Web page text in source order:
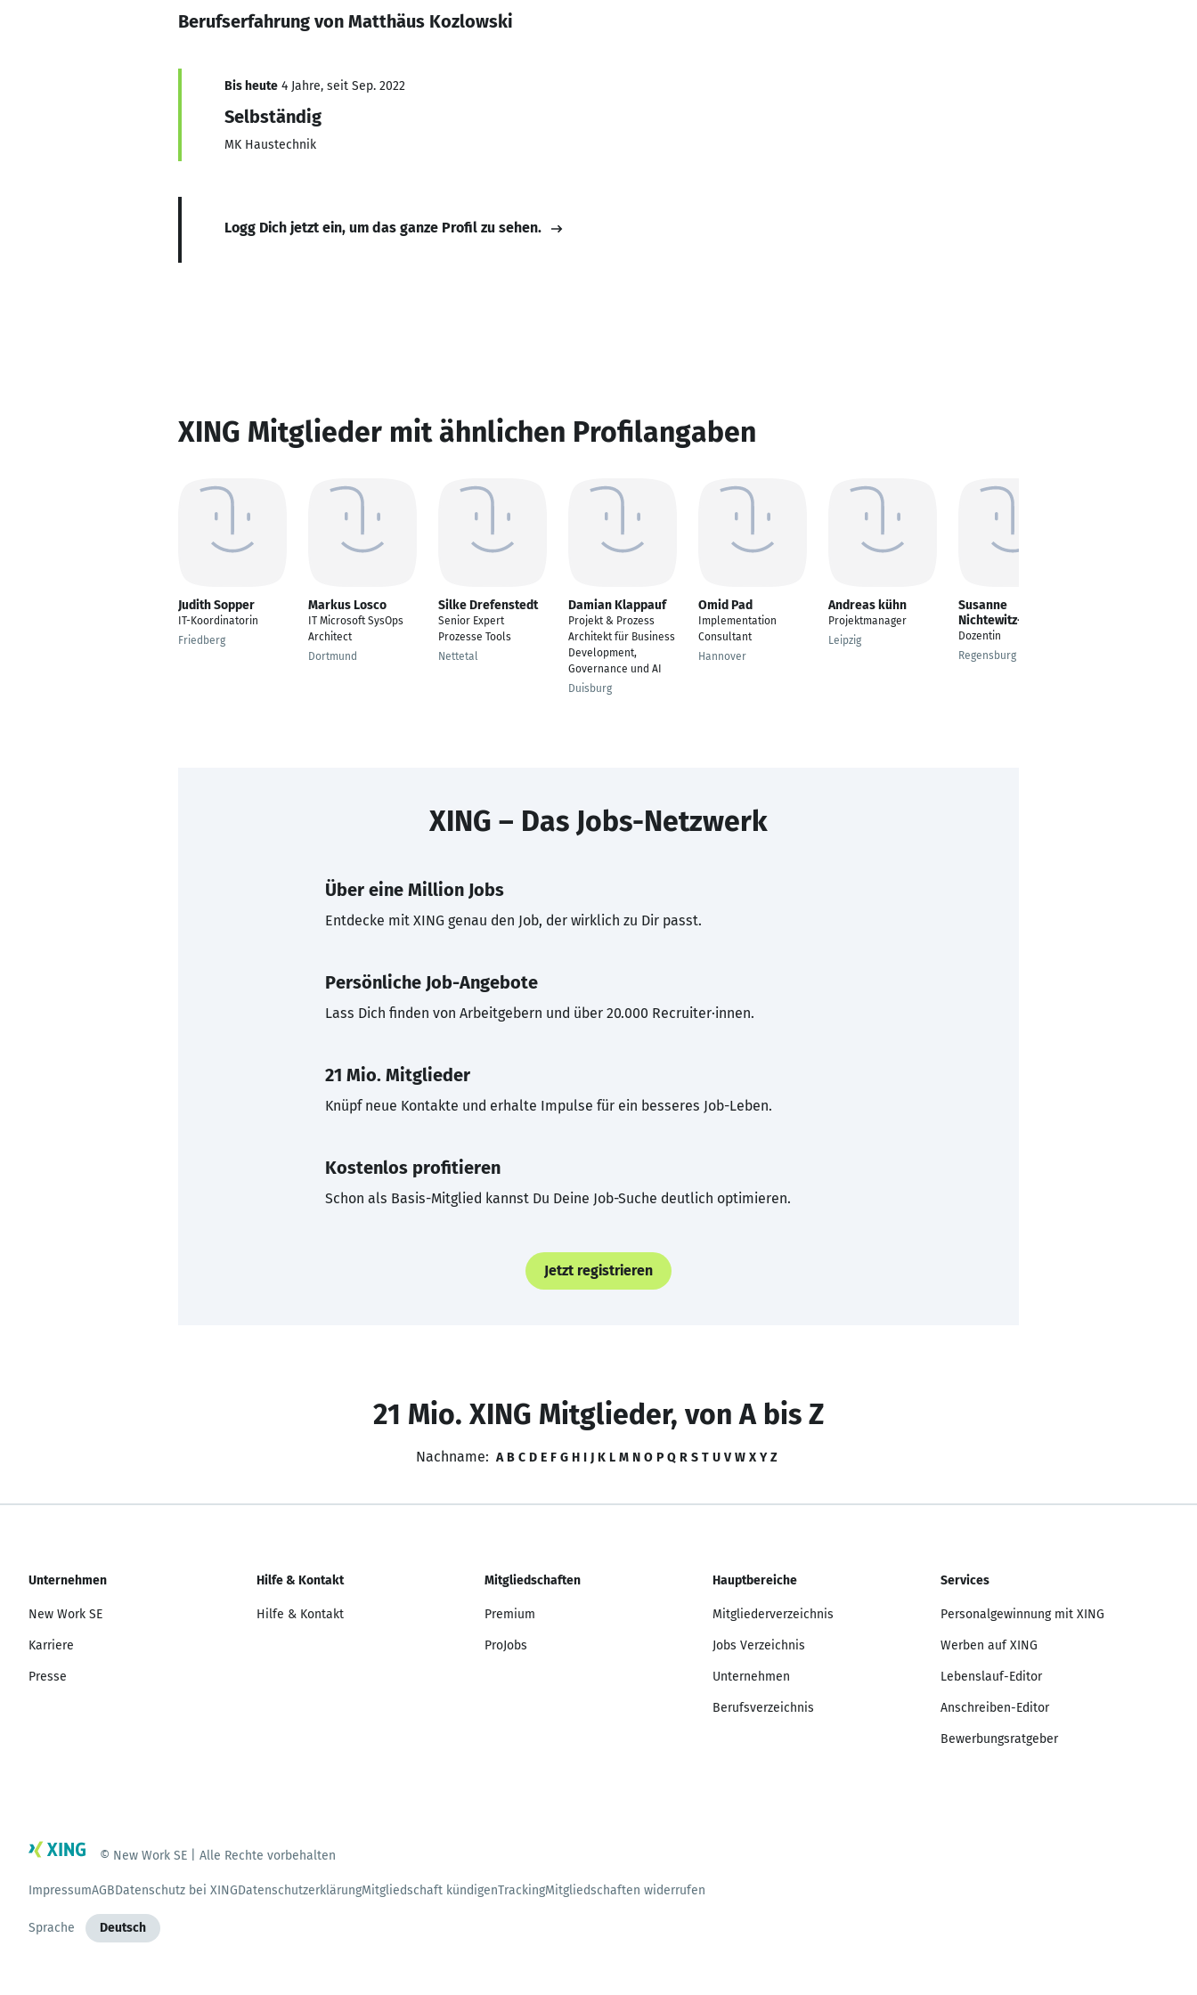
Berufserfahrung von Matthäus Kozlowski
Bis heute 4 Jahre, seit Sep. 2022
Selbständig
MK Haustechnik
Logg Dich jetzt ein, um das ganze Profil zu sehen.
XING Mitglieder mit ähnlichen Profilangaben
Judith Sopper
IT-Koordinatorin
Friedberg
Markus Losco
IT Microsoft SysOps
Architect
Dortmund
Silke Drefenstedt
Senior Expert
Prozesse Tools
Nettetal
Damian Klappauf
Projekt & Prozess
Architekt für Business
Development,
Governance und AI
Duisburg
Omid Pad
Implementation
Consultant
Hannover
Andreas kühn
Projektmanager
Leipzig
Susanne
Nichtewitz-Bauer
Dozentin
Regensburg
XING – Das Jobs-Netzwerk
Über eine Million Jobs
Entdecke mit XING genau den Job, der wirklich zu Dir passt.
Persönliche Job-Angebote
Lass Dich finden von Arbeitgebern und über 20.000 Recruiter·innen.
21 Mio. Mitglieder
Knüpf neue Kontakte und erhalte Impulse für ein besseres Job-Leben.
Kostenlos profitieren
Schon als Basis-Mitglied kannst Du Deine Job-Suche deutlich optimieren.
Jetzt registrieren
21 Mio. XING Mitglieder, von A bis Z
Nachname: A B C D E F G H I J K L M N O P Q R S T U V W X Y Z
Unternehmen
New Work SE
Karriere
Presse
Hilfe & Kontakt
Hilfe & Kontakt
Mitgliedschaften
Premium
ProJobs
Hauptbereiche
Mitgliederverzeichnis
Jobs Verzeichnis
Unternehmen
Berufsverzeichnis
Services
Personalgewinnung mit XING
Werben auf XING
Lebenslauf-Editor
Anschreiben-Editor
Bewerbungsratgeber
© New Work SE | Alle Rechte vorbehalten
ImpressumAGBDatenschutz bei XINGDatenschutzerklärungMitgliedschaft kündigenTrackingMitgliedschaften widerrufen
Sprache Deutsch